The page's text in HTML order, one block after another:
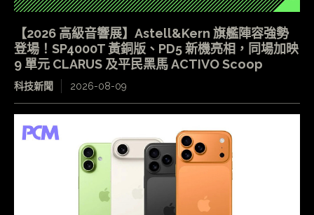
【2026 高級音響展】Astell&Kern 旗艦陣容強勢
登場！SP4000T 黃銅版、PD5 新機亮相，同場加映
9 單元 CLARUS 及平民黑馬 ACTIVO Scoop
科技新聞 2026-08-09